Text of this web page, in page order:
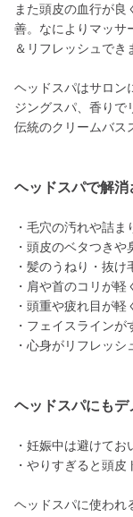
また頭皮の血行が良
善。なによりマッサ
＆リフレッシュでき
ヘッドスパはサロン
ジングスパ、香りで
伝統のクリームバス
ヘッドスパで解消
・毛穴の汚れや詰ま
・頭皮のベタつきや
・髪のうねり・抜
・肩や首のコリが軽
・頭重や疲れ目が軽
・フェイスラインが
・心身がリフレッシ
ヘッドスパにもデ
・妊娠中は避けて
・やりすぎると頭
ヘッドスパに使われ